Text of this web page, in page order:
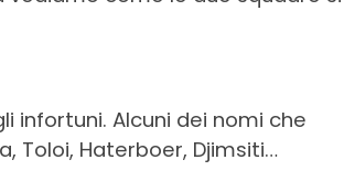
infortuni. Alcuni dei nomi che
Toloi, Haterboer, Djimsiti…